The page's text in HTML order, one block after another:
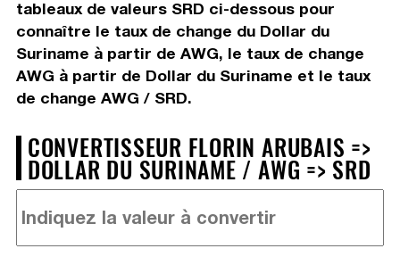
tableaux de valeurs SRD ci-dessous pour
connaître le taux de change du Dollar du
Suriname à partir de AWG, le taux de change
AWG à partir de Dollar du Suriname et le taux
de change AWG / SRD.
CONVERTISSEUR FLORIN ARUBAIS =>
DOLLAR DU SURINAME / AWG => SRD